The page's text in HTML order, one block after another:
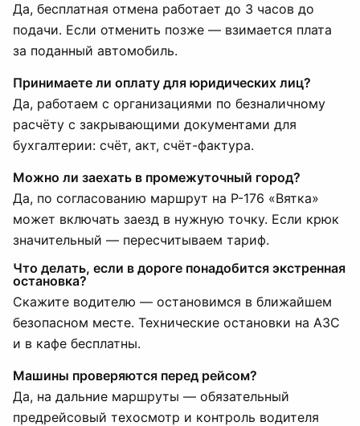
Да, бесплатная отмена работает до 3 часов до
подачи. Если отменить позже — взимается плата
за поданный автомобиль.
Принимаете ли оплату для юридических лиц?
Да, работаем с организациями по безналичному
расчёту с закрывающими документами для
бухгалтерии: счёт, акт, счёт-фактура.
Можно ли заехать в промежуточный город?
Да, по согласованию маршрут на Р-176 «Вятка»
может включать заезд в нужную точку. Если крюк
значительный — пересчитываем тариф.
Что делать, если в дороге понадобится экстренная
остановка?
Скажите водителю — остановимся в ближайшем
безопасном месте. Технические остановки на АЗС
и в кафе бесплатны.
Машины проверяются перед рейсом?
Да, на дальние маршруты — обязательный
предрейсовый техосмотр и контроль водителя